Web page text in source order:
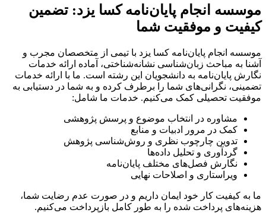
موسسه انجام پایان‌نامه کسا یزد: تضمین
کیفیت و موفقیت شما
موسسه انجام پایان‌نامه کسا یزد با تیمی از متخصصان مجرب و
آشنا به مباحث زبان‌شناسی نشانه‌شناختی، آماده ارائه خدمات
نگارش پایان‌نامه به دانشجویان این رشته است. ما با ارائه خدمات
تضمینی، نگرانی‌های شما را برطرف کرده و به شما در دستیابی به
موفقیت تحصیلی کمک می‌کنیم. خدمات ما شامل:
مشاوره در انتخاب موضوع و پرسش پژوهشی
کمک در مرور ادبیات و منابع
تدوین چارچوب نظری و روش‌شناسی پژوهش
گردآوری و تحلیل داده‌ها
نگارش فصل‌های مختلف پایان‌نامه
ویراستاری و اصلاحات نهایی
ما به کیفیت کار خود ایمان داریم و در صورت عدم رضایت شما،
هزینه‌های پرداخت شده را به طور کامل بازپرداخت می‌کنیم.